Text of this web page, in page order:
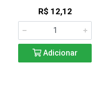
R$ 12,12
Adicionar